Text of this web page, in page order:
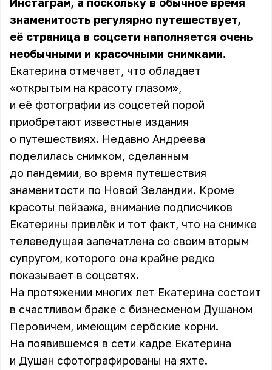
знаменитость регулярно путешествует,
её страница в соцсети наполняется очень
необычными и красочными снимками.
Екатерина отмечает, что обладает
«открытым на красоту глазом»,
и её фотографии из соцсетей порой
приобретают известные издания
о путешествиях. Недавно Андреева
поделилась снимком, сделанным
до пандемии, во время путешествия
знаменитости по Новой Зеландии. Кроме
красоты пейзажа, внимание подписчиков
Екатерины привлёк и тот факт, что на снимке
телеведущая запечатлена со своим вторым
супругом, которого она крайне редко
показывает в соцсетях.
На протяжении многих лет Екатерина состоит
в счастливом браке с бизнесменом Душаном
Перовичем, имеющим сербские корни.
На появившемся в сети кадре Екатерина
и Душан сфотографированы на яхте.